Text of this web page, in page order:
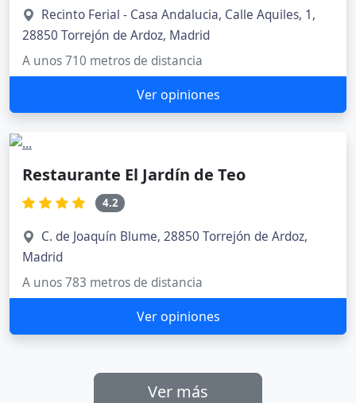
Recinto Ferial - Casa Andalucia, Calle Aquiles, 1,
28850 Torrejón de Ardoz, Madrid
A unos 710 metros de distancia
Ver opiniones
Restaurante El Jardín de Teo
4.2
C. de Joaquín Blume, 28850 Torrejón de Ardoz,
Madrid
A unos 783 metros de distancia
Ver opiniones
Ver más